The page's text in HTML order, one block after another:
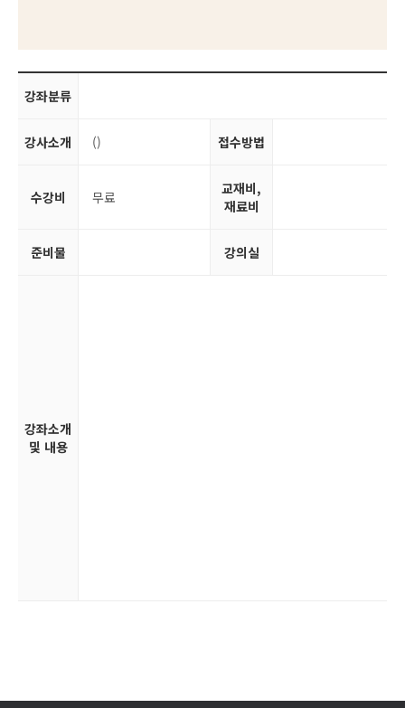
강좌분류
강사소개 () 접수방법
수강비 무료
교재비,
재료비
준비물 강의실
강좌소개
및 내용